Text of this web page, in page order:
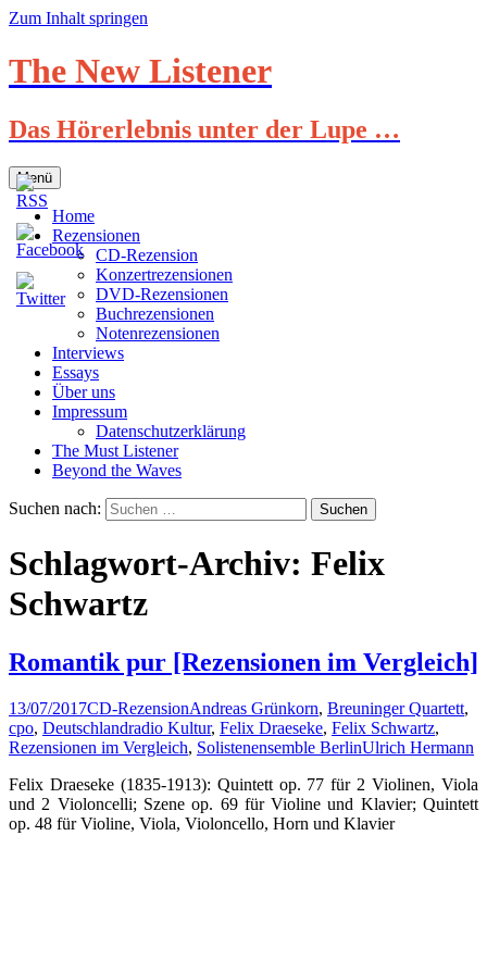
Zum Inhalt springen
The New Listener
Das Hörerlebnis unter der Lupe …
Menü
Home
Rezensionen
CD-Rezension
Konzertrezensionen
DVD-Rezensionen
Buchrezensionen
Notenrezensionen
Interviews
Essays
Über uns
Impressum
Datenschutzerklärung
The Must Listener
Beyond the Waves
Suchen nach:
Schlagwort-Archiv: Felix
Schwartz
Romantik pur [Rezensionen im Vergleich]
13/07/2017CD-RezensionAndreas Grünkorn, Breuninger Quartett,
cpo, Deutschlandradio Kultur, Felix Draeseke, Felix Schwartz,
Rezensionen im Vergleich, Solistenensemble BerlinUlrich Hermann
Felix Draeseke (1835-1913): Quintett op. 77 für 2 Violinen, Viola
und 2 Violoncelli; Szene op. 69 für Violine und Klavier; Quintett
op. 48 für Violine, Viola, Violoncello, Horn und Klavier